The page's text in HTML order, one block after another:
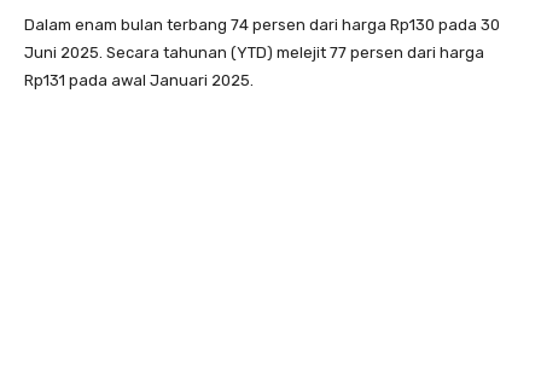
Dalam enam bulan terbang 74 persen dari harga Rp130 pada 30
Juni 2025. Secara tahunan (YTD) melejit 77 persen dari harga
Rp131 pada awal Januari 2025.